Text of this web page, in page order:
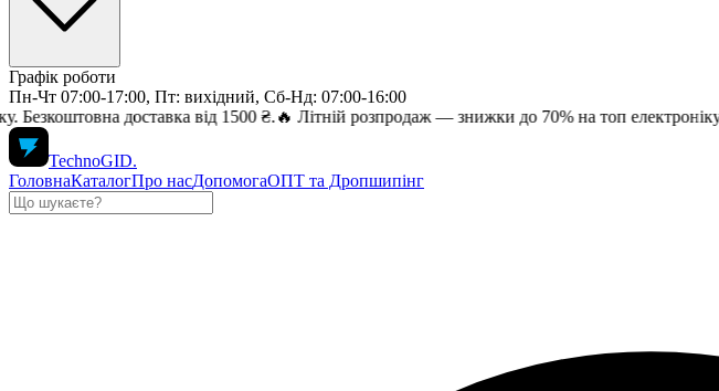
Графік роботи
Пн-Чт 07:00-17:00, Пт: вихідний, Сб-Нд: 07:00-16:00
доставка від 1500 ₴.🔥 Літній розпродаж — знижки до 70% на топ електроніку.
TechnoGID.
ГоловнаКаталогПро насДопомогаОПТ та Дропшипінг